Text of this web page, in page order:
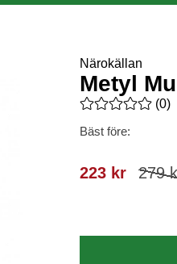
Närokällan
Metyl
Medelbetyg 0 av
(0)
Bäst före:
279
223 kr